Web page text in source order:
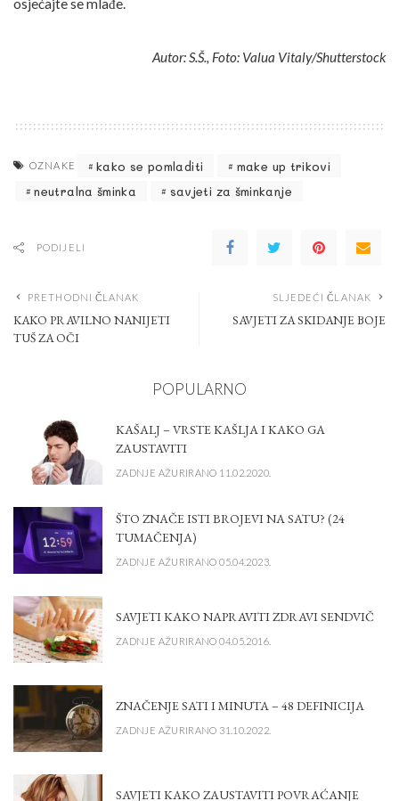
osjećajte se mlađe.
Autor: S.Š., Foto: Valua Vitaly/Shutterstock
OZNAKE kako se pomladiti
make up trikovi
neutralna šminka
savjeti za šminkanje
PODIJELI
PRETHODNI ČLANAK
KAKO PRAVILNO NANIJETI
TUŠ ZA OČI
SLJEDEĆI ČLANAK
SAVJETI ZA SKIDANJE BOJE
POPULARNO
KAŠALJ – VRSTE KAŠLJA I KAKO GA
ZAUSTAVITI
ZADNJE AŽURIRANO 11.02.2020.
ŠTO ZNAČE ISTI BROJEVI NA SATU? (24
TUMAČENJA)
ZADNJE AŽURIRANO 05.04.2023.
SAVJETI KAKO NAPRAVITI ZDRAVI SENDVIČ
ZADNJE AŽURIRANO 04.05.2016.
ZNAČENJE SATI I MINUTA – 48 DEFINICIJA
ZADNJE AŽURIRANO 31.10.2022.
SAVJETI KAKO ZAUSTAVITI POVRAĆANJE